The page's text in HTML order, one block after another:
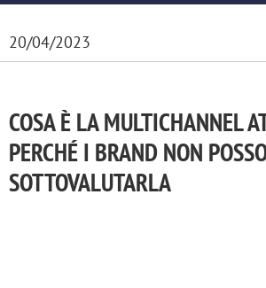
20/04/2023
COSA È LA MULTICHANNEL
PERCHÉ I BRAND NON
SOTTOVALUTARLA